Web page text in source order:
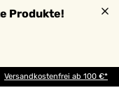
Produkte!
Versandkostenfrei ab 100 €*